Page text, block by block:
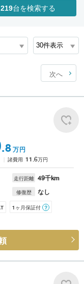
219台を検索する
次へ
.8 万円
諸費用 11.6万円
走行距離 49千km
修復歴 なし
1ヶ月保証付 ？